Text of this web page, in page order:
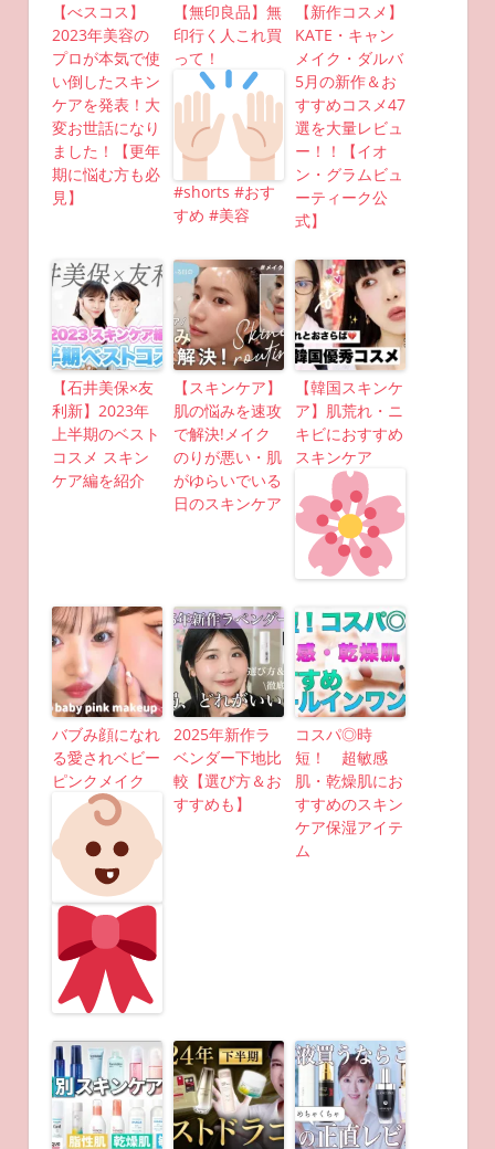
【べスコス】
2023年美容の
プロが本気で使
い倒したスキン
ケアを発表！大
変お世話になり
ました！【更年
期に悩む方も必
見】
【無印良品】無
印行く人これ買
って！
#shorts #おす
すめ #美容
【新作コスメ】
KATE・キャン
メイク・ダルバ
5月の新作＆お
すすめコスメ47
選を大量レビュ
ー！！【イオ
ン・グラムビュ
ーティーク公
式】
【石井美保×友
利新】2023年
上半期のベスト
コスメ スキン
ケア編を紹介
【スキンケア】
肌の悩みを速攻
で解決!メイク
のりが悪い・肌
がゆらいでいる
日のスキンケア
【韓国スキンケ
ア】肌荒れ・ニ
キビにおすすめ
スキンケア
バブみ顔になれ
る愛されベビー
ピンクメイク
2025年新作ラ
ベンダー下地比
較【選び方＆お
すすめも】
コスパ◎時
短！ 超敏感
肌・乾燥肌にお
すすめのスキン
ケア保湿アイテ
ム